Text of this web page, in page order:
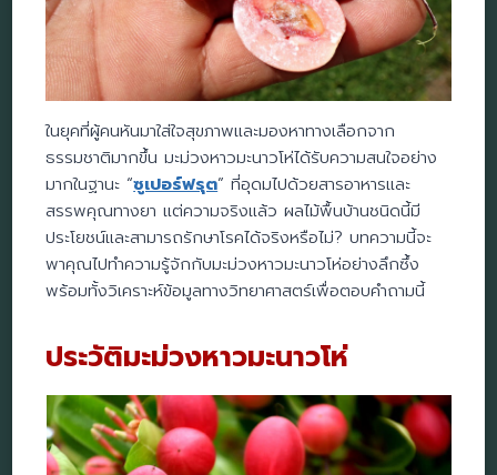
ในยุคที่ผู้คนหันมาใส่ใจสุขภาพและมองหาทางเลือกจาก
ธรรมชาติมากขึ้น มะม่วงหาวมะนาวโห่ได้รับความสนใจอย่าง
มากในฐานะ “ซูเปอร์ฟรุต” ที่อุดมไปด้วยสารอาหารและ
สรรพคุณทางยา แต่ความจริงแล้ว ผลไม้พื้นบ้านชนิดนี้มี
ประโยชน์และสามารถรักษาโรคได้จริงหรือไม่? บทความนี้จะ
พาคุณไปทำความรู้จักกับมะม่วงหาวมะนาวโห่อย่างลึกซึ้ง
พร้อมทั้งวิเคราะห์ข้อมูลทางวิทยาศาสตร์เพื่อตอบคำถามนี้
ประวัติมะม่วงหาวมะนาวโห่